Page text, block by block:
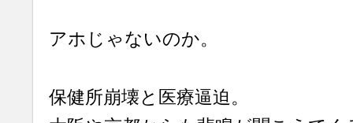
アホじゃないのか。
保健所崩壊と医療逼迫。